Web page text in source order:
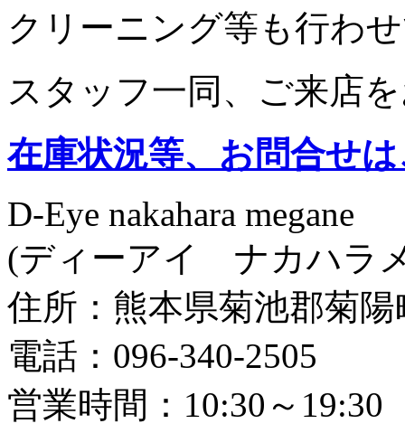
クリーニング等も行わ
スタッフ一同、ご来店
在庫状況等、お問合せ
D-Eye nakahara megane
(ディーアイ ナカハラ
住所：熊本県菊池郡菊陽
電話：096-340-2505
営業時間：10:30～19:30